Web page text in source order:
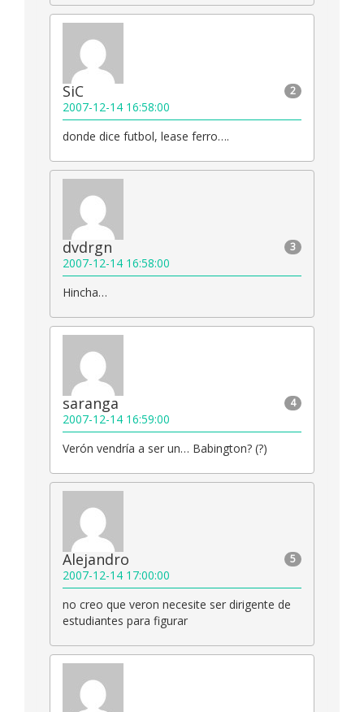
2
SiC
2007-12-14 16:58:00
donde dice futbol, lease ferro….
3
dvdrgn
2007-12-14 16:58:00
Hincha…
4
saranga
2007-12-14 16:59:00
Verón vendría a ser un… Babington? (?)
5
Alejandro
2007-12-14 17:00:00
no creo que veron necesite ser dirigente de
estudiantes para figurar